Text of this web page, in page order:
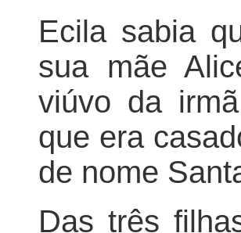
Ecila sabia
sua mãe
viúvo da
que era
de nome
Das três